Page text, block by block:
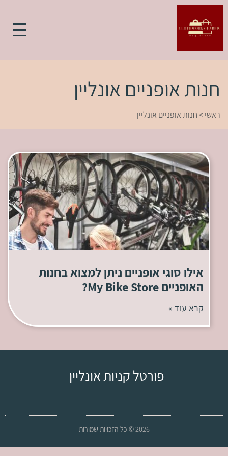
חנות אופניים אונליין
ראשי>חנות אופניים אונליין
אילו סוגי אופניים ניתן למצוא בחנות
האופניים My Bike Store?
קרא עוד »
פורטל קניות אונליין
2026 © כל הזכויות שמורות